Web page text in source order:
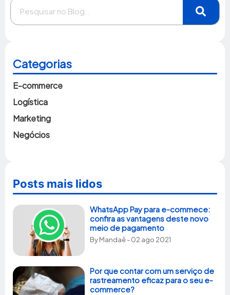
Categorias
E-commerce
Logística
Marketing
Negócios
Posts mais lidos
WhatsApp Pay para e-commece:
confira as vantagens deste novo
meio de pagamento
ByMandaê- 02 ago 2021
Por que contar com um serviço de
rastreamento eficaz para o seu e-
commerce?